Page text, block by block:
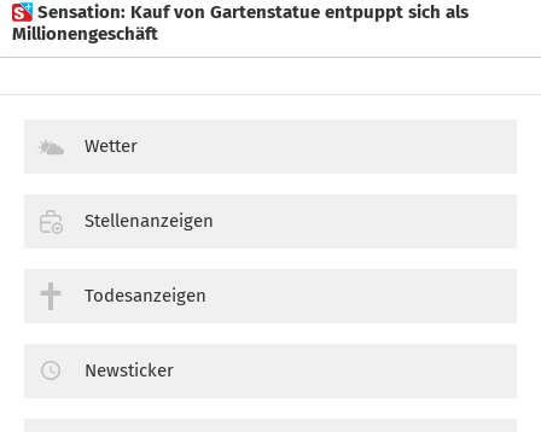
 Sensation: Kauf von Gartenstatue entpuppt sich als
Millionengeschäft
Wetter
Stellenanzeigen
Todesanzeigen
Newsticker